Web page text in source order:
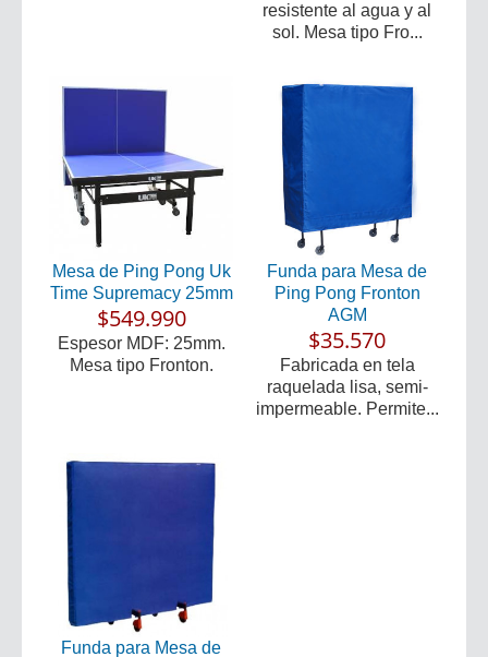
resistente al agua y al
sol. Mesa tipo Fro...
Mesa de Ping Pong Uk
Time Supremacy 25mm
$549.990
Espesor MDF: 25mm.
Mesa tipo Fronton.
Funda para Mesa de
Ping Pong Fronton
AGM
$35.570
Fabricada en tela
raquelada lisa, semi-
impermeable. Permite...
Funda para Mesa de